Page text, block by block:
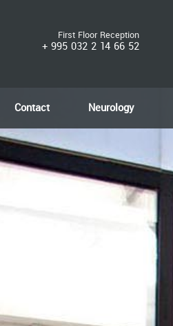
First Floor Reception
+ 995 032 2 14 66 52
Contact Neurology